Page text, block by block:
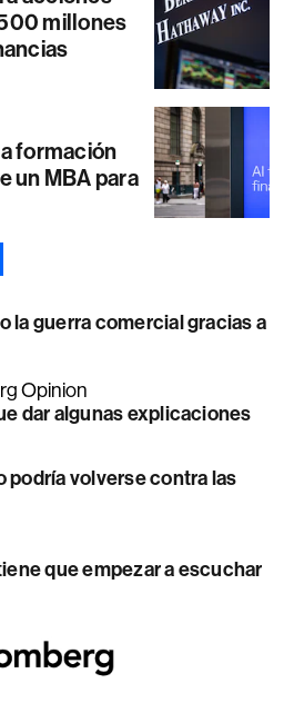
millones
formación
un MBA para
la guerra comercial gracias a
Opinion
dar algunas explicaciones
podría volverse contra las
que empezar a escuchar